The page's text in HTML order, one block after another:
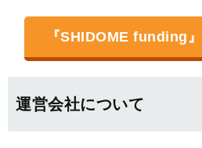
『SHIDOME funding
運営会社について